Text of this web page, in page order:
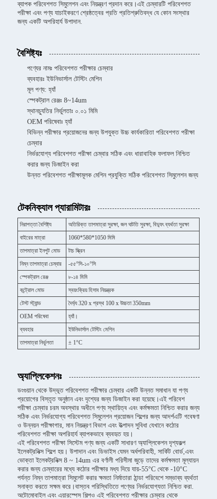
ব্যাপক পরিবেশগত সিমুলেশন এবং নিয়ন্ত্রণ প্রদান করে।এই চেম্বারটি পরিবেশগত
পরীক্ষা এবং পণ্য যাচাইকরণে শ্রেষ্ঠত্বের প্রতি প্রতিশ্রুতিবদ্ধ যে কোন সংস্থার
জন্য একটি অপরিহার্য উপাদান.
বৈশিষ্ট্যঃ
পণ্যের নামঃ পরিবেশগত পরীক্ষার চেম্বার
ব্যবহারঃ ইউনিভার্সাল টেস্টিং মেশিন
মূল পণ্য: হ্যাঁ
স্পেকট্রাল রেঞ্জঃ 8~14um
স্থানচ্যুতির নির্ভুলতাঃ ০.০১ মিমি
OEM পরিষেবাঃ হ্যাঁ
বিভিন্ন পরীক্ষার প্রয়োজনের জন্য উপযুক্ত উচ্চ কার্যকারিতা পরিবেশগত পরীক্ষা
চেম্বার
নির্ভরযোগ্য পরিবেশগত পরীক্ষা চেম্বার সঠিক এবং ধারাবাহিক ফলাফল নিশ্চিত
করার জন্য ডিজাইন করা
উন্নত পরিবেশগত পরীক্ষামূলক মেশিন প্রযুক্তি সঠিক পরিবেশগত সিমুলেশন জন্য
টেকনিক্যাল প্যারামিটারঃ
নিরাপত্তা বৈশিষ্ট্য
অতিরিক্ত তাপমাত্রা সুরক্ষা, জল ঘাটতি সুরক্ষা, বিদ্যুৎ ব্যর্থতা সুরক্ষা
বাইরের মাত্রা
1060*580*1050 মিমি
তাপমাত্রা ইনপুট মোড
টাচ স্ক্রিন
নিম্ন তাপমাত্রা চেম্বার
-৫৫°সি-১০°সি
স্পেকট্রাল রেঞ্জ
৮-১৪ মিমি
কন্ট্রোল মোড
স্বয়ংক্রিয় হিসাব নিয়ন্ত্রক
টেস্ট স্ট্যান্ড
দৈর্ঘ্য 320 x প্রস্থ 100 x উচ্চতা 350mm
OEM পরিষেবা
হ্যাঁ।
ব্যবহার
ইউনিভার্সাল টেস্টিং মেশিন
তাপমাত্রা নির্ভুলতা
± 1°C
অ্যাপ্লিকেশনঃ
ডংগুয়ান থেকে উদ্ভূত পরিবেশগত পরীক্ষার চেম্বার একটি উন্নত সমাধান যা পণ্য
প্রয়োগের বিস্তৃত অনুষ্ঠান এবং দৃশ্যের জন্য ডিজাইন করা হয়েছে।এই পরিবেশ
পরীক্ষা চেম্বার চরম অবস্থার অধীনে পণ্য স্থায়িত্ব এবং কর্মক্ষমতা নিশ্চিত করার জন্য
সঠিক এবং নির্ভরযোগ্য পরিবেশগত সিমুলেশন প্রয়োজন শিল্পের জন্য আদর্শএটি গবেষণা
ও উন্নয়ন পরীক্ষাগার, মান নিয়ন্ত্রণ বিভাগ এবং উত্পাদন সুবিধা যেখানে কঠোর
পরিবেশগত পরীক্ষা অপরিহার্য ব্যাপকভাবে ব্যবহৃত হয়।
এই পরিবেশগত পরীক্ষা সিস্টেম পণ্য জন্য একটি সাধারণ অ্যাপ্লিকেশন দৃশ্যকল্প
ইলেকট্রনিক্স শিল্পে হয়। উপাদান এবং ডিভাইস যেমন অর্ধপরিবাহী, সার্কিট বোর্ড,এবং
ভোক্তা ইলেকট্রনিক্স 8 ~ 14um এর বর্ণালী পরিসীমা জুড়ে তাদের কর্মক্ষমতা মূল্যায়ন
করার জন্য চেম্বারের মধ্যে কঠোর পরীক্ষার মধ্য দিয়ে যায়-55°C থেকে -10°C
পর্যন্ত নিম্ন তাপমাত্রা সিমুলেট করার ক্ষমতা নির্মাতারা ঠান্ডা পরিবেশে সম্ভাব্য ব্যর্থতা
সনাক্ত করতে সক্ষম করে।বাস্তব পরিস্থিতিতে পণ্যের নির্ভরযোগ্যতা নিশ্চিত করা.
অটোমোবাইল এবং এয়ারস্পেস শিল্পও এই পরিবেশগত পরীক্ষার চেম্বার থেকে